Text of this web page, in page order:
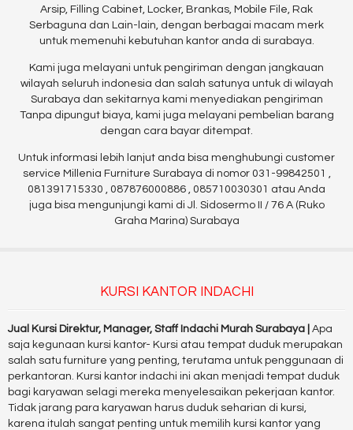
Arsip, Filling Cabinet, Locker, Brankas, Mobile File, Rak
Serbaguna dan Lain-lain, dengan berbagai macam merk
untuk memenuhi kebutuhan kantor anda di surabaya.
Kami juga melayani untuk pengiriman dengan jangkauan
wilayah seluruh indonesia dan salah satunya untuk di wilayah
Surabaya dan sekitarnya kami menyediakan pengiriman
Tanpa dipungut biaya, kami juga melayani pembelian barang
dengan cara bayar ditempat.
Untuk informasi lebih lanjut anda bisa menghubungi customer
service Millenia Furniture Surabaya di nomor 031-99842501 ,
081391715330 , 087876000886 , 085710030301 atau Anda
juga bisa mengunjungi kami di Jl. Sidosermo II / 76 A (Ruko
Graha Marina) Surabaya
KURSI KANTOR INDACHI
Jual Kursi Direktur, Manager, Staff Indachi Murah Surabaya | Apa
saja kegunaan kursi kantor- Kursi atau tempat duduk merupakan
salah satu furniture yang penting, terutama untuk penggunaan di
perkantoran. Kursi kantor indachi ini akan menjadi tempat duduk
bagi karyawan selagi mereka menyelesaikan pekerjaan kantor.
Tidak jarang para karyawan harus duduk seharian di kursi,
karena itulah sangat penting untuk memilih kursi kantor yang